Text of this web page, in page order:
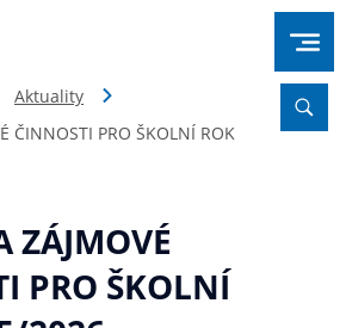
Aktuality
ČINNOSTI PRO ŠKOLNÍ ROK
ZÁJMOVÉ
PRO ŠKOLNÍ